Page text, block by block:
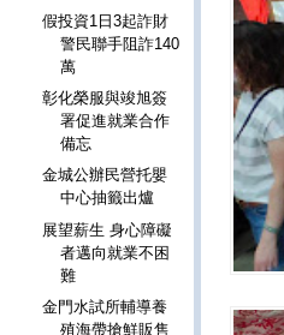
假投資1日3起詐財
警民聯手阻詐140
萬
彰化榮服與竣旭簽
署促進就業合作
備忘
金城公辦民營托嬰
中心抽籤出爐
展望薪生 身心障礙
者邁向就業不困
難
金門水試所輔導養
殖海帶搶鮮販售